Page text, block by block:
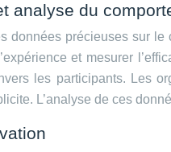
analyse du
données précieuses sur
et mesurer
les participants. Les
L’analyse de ces